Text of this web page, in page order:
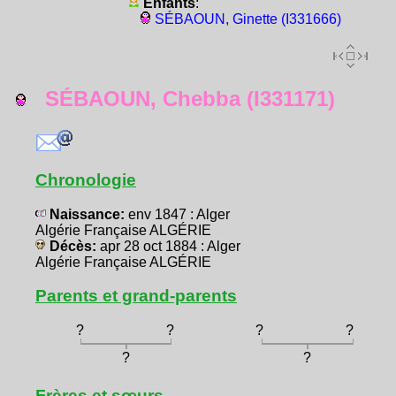
Enfants:
SÉBAOUN, Ginette (I331666)
SÉBAOUN, Chebba (I331171)
Chronologie
Naissance: env 1847 : Alger
Algérie Française ALGÉRIE
Décès: apr 28 oct 1884 : Alger
Algérie Française ALGÉRIE
Parents et grand-parents
? ? ?
?
?
?